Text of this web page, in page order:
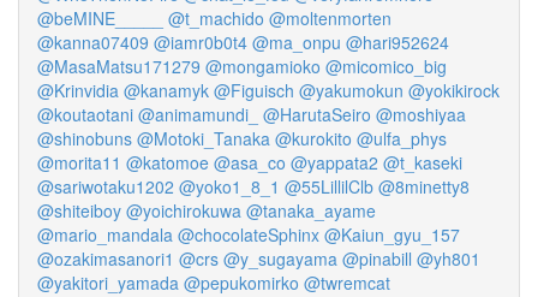
@beMINE_____
@t_machido @moltenmorten
@kanna07409 @iamr0b0t4 @ma_onpu @hari952624
@MasaMatsu171279 @mongamioko @micomico_big
@Krinvidia @kanamyk @Figuisch @yakumokun @yokikirock
@koutaotani @animamundi_ @HarutaSeiro @moshiyaa
@shinobuns @Motoki_Tanaka @kurokito @ulfa_phys
@morita11 @katomoe @asa_co @yappata2 @t_kaseki
@sariwotaku1202 @yoko1_8_1 @55LillilClb @8minetty8
@shiteiboy @yoichirokuwa @tanaka_ayame
@mario_mandala @chocolateSphinx @Kaiun_gyu_157
@ozakimasanori1 @crs @y_sugayama @pinabill @yh801
@yakitori_yamada @pepukomirko @twremcat